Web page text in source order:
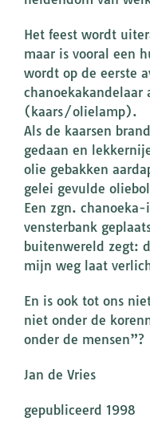
Het feest wordt
maar is vooral een
wordt op de eerste
chanoekakandelaar
(kaars/olielamp).
Als de kaarsen
gedaan en
olie gebakken
gelei gevulde
Een zgn.
vensterbank
buitenwereld zegt:
mijn weg laat
En is ook tot ons
niet onder de
onder de mensen”?
Jan de Vries
gepubliceerd 1998